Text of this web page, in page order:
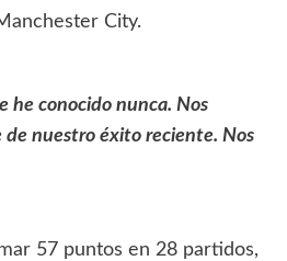
City.
he conocido nunca. Nos
de nuestro éxito reciente. Nos
57 puntos en 28 partidos,